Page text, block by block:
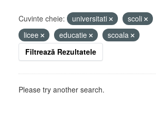
Cuvinte cheie: universitati scoli
licee
educatie
scoala
Filtrează Rezultatele
Please try another search.